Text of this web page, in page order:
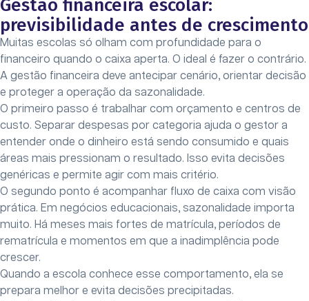
Gestão financeira escolar:
previsibilidade antes de crescimento
Muitas escolas só olham com profundidade para o
financeiro quando o caixa aperta. O ideal é fazer o contrário.
A gestão financeira deve antecipar cenário, orientar decisão
e proteger a operação da sazonalidade.
O primeiro passo é trabalhar com orçamento e centros de
custo. Separar despesas por categoria ajuda o gestor a
entender onde o dinheiro está sendo consumido e quais
áreas mais pressionam o resultado. Isso evita decisões
genéricas e permite agir com mais critério.
O segundo ponto é acompanhar fluxo de caixa com visão
prática. Em negócios educacionais, sazonalidade importa
muito. Há meses mais fortes de matrícula, períodos de
rematrícula e momentos em que a inadimplência pode
crescer.
Quando a escola conhece esse comportamento, ela se
prepara melhor e evita decisões precipitadas.